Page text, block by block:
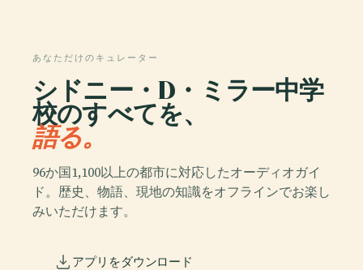
あなただけのキュレーター
シドニー・D・ミラー中学
校のすべてを、
語る。
96か国1,100以上の都市に対応したオーディオガイ
ド。歴史、物語、現地の知識をオフラインでお楽し
みいただけます。
アプリをダウンロード